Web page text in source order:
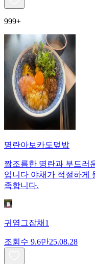
999+
명란아보카도덮밥
짭조름한 명란과 부드러
입니다 야채가 적절하게
족합니다.
귀염그잡채1
조회수 9.6만25.08.28